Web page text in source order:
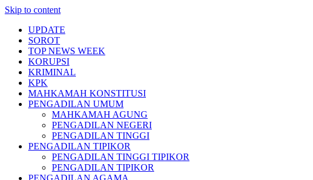
Skip to content
UPDATE
SOROT
TOP NEWS WEEK
KORUPSI
KRIMINAL
KPK
MAHKAMAH KONSTITUSI
PENGADILAN UMUM
MAHKAMAH AGUNG
PENGADILAN NEGERI
PENGADILAN TINGGI
PENGADILAN TIPIKOR
PENGADILAN TINGGI TIPIKOR
PENGADILAN TIPIKOR
PENGADILAN AGAMA